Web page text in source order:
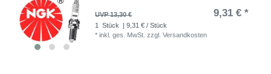
UVP 13,30 € 9,31 € *
1 Stück
| 9,31 € / Stück
*inkl. ges. MwSt. zzgl.Versandkosten